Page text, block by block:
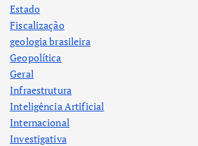
Estado
Fiscalização
geologia brasileira
Geopolítica
Geral
Infraestrutura
Inteligência Artificial
Internacional
Investigativa